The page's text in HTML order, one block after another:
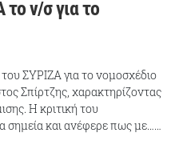
το ν/σ για το
ΣΥΡΙΖΑ για το νομοσχέδιο
Σπίρτζης, χαρακτηρίζοντας
Η κριτική του
σημεία και ανέφερε πως με……